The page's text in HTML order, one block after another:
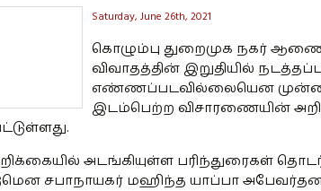
Saturday, June 26th, 2021
கொழும்பு துறைமுக நகர்
விவாதத்தின் இறுதியில்
எண்ணப்படவில்லையென
இடம்பெற்ற விசாரணையின்
அடங்கியுள்ள பரிந்துரைகள்
சபாநாயகர் மஹிந்த யாப்பா அபேவர்தன